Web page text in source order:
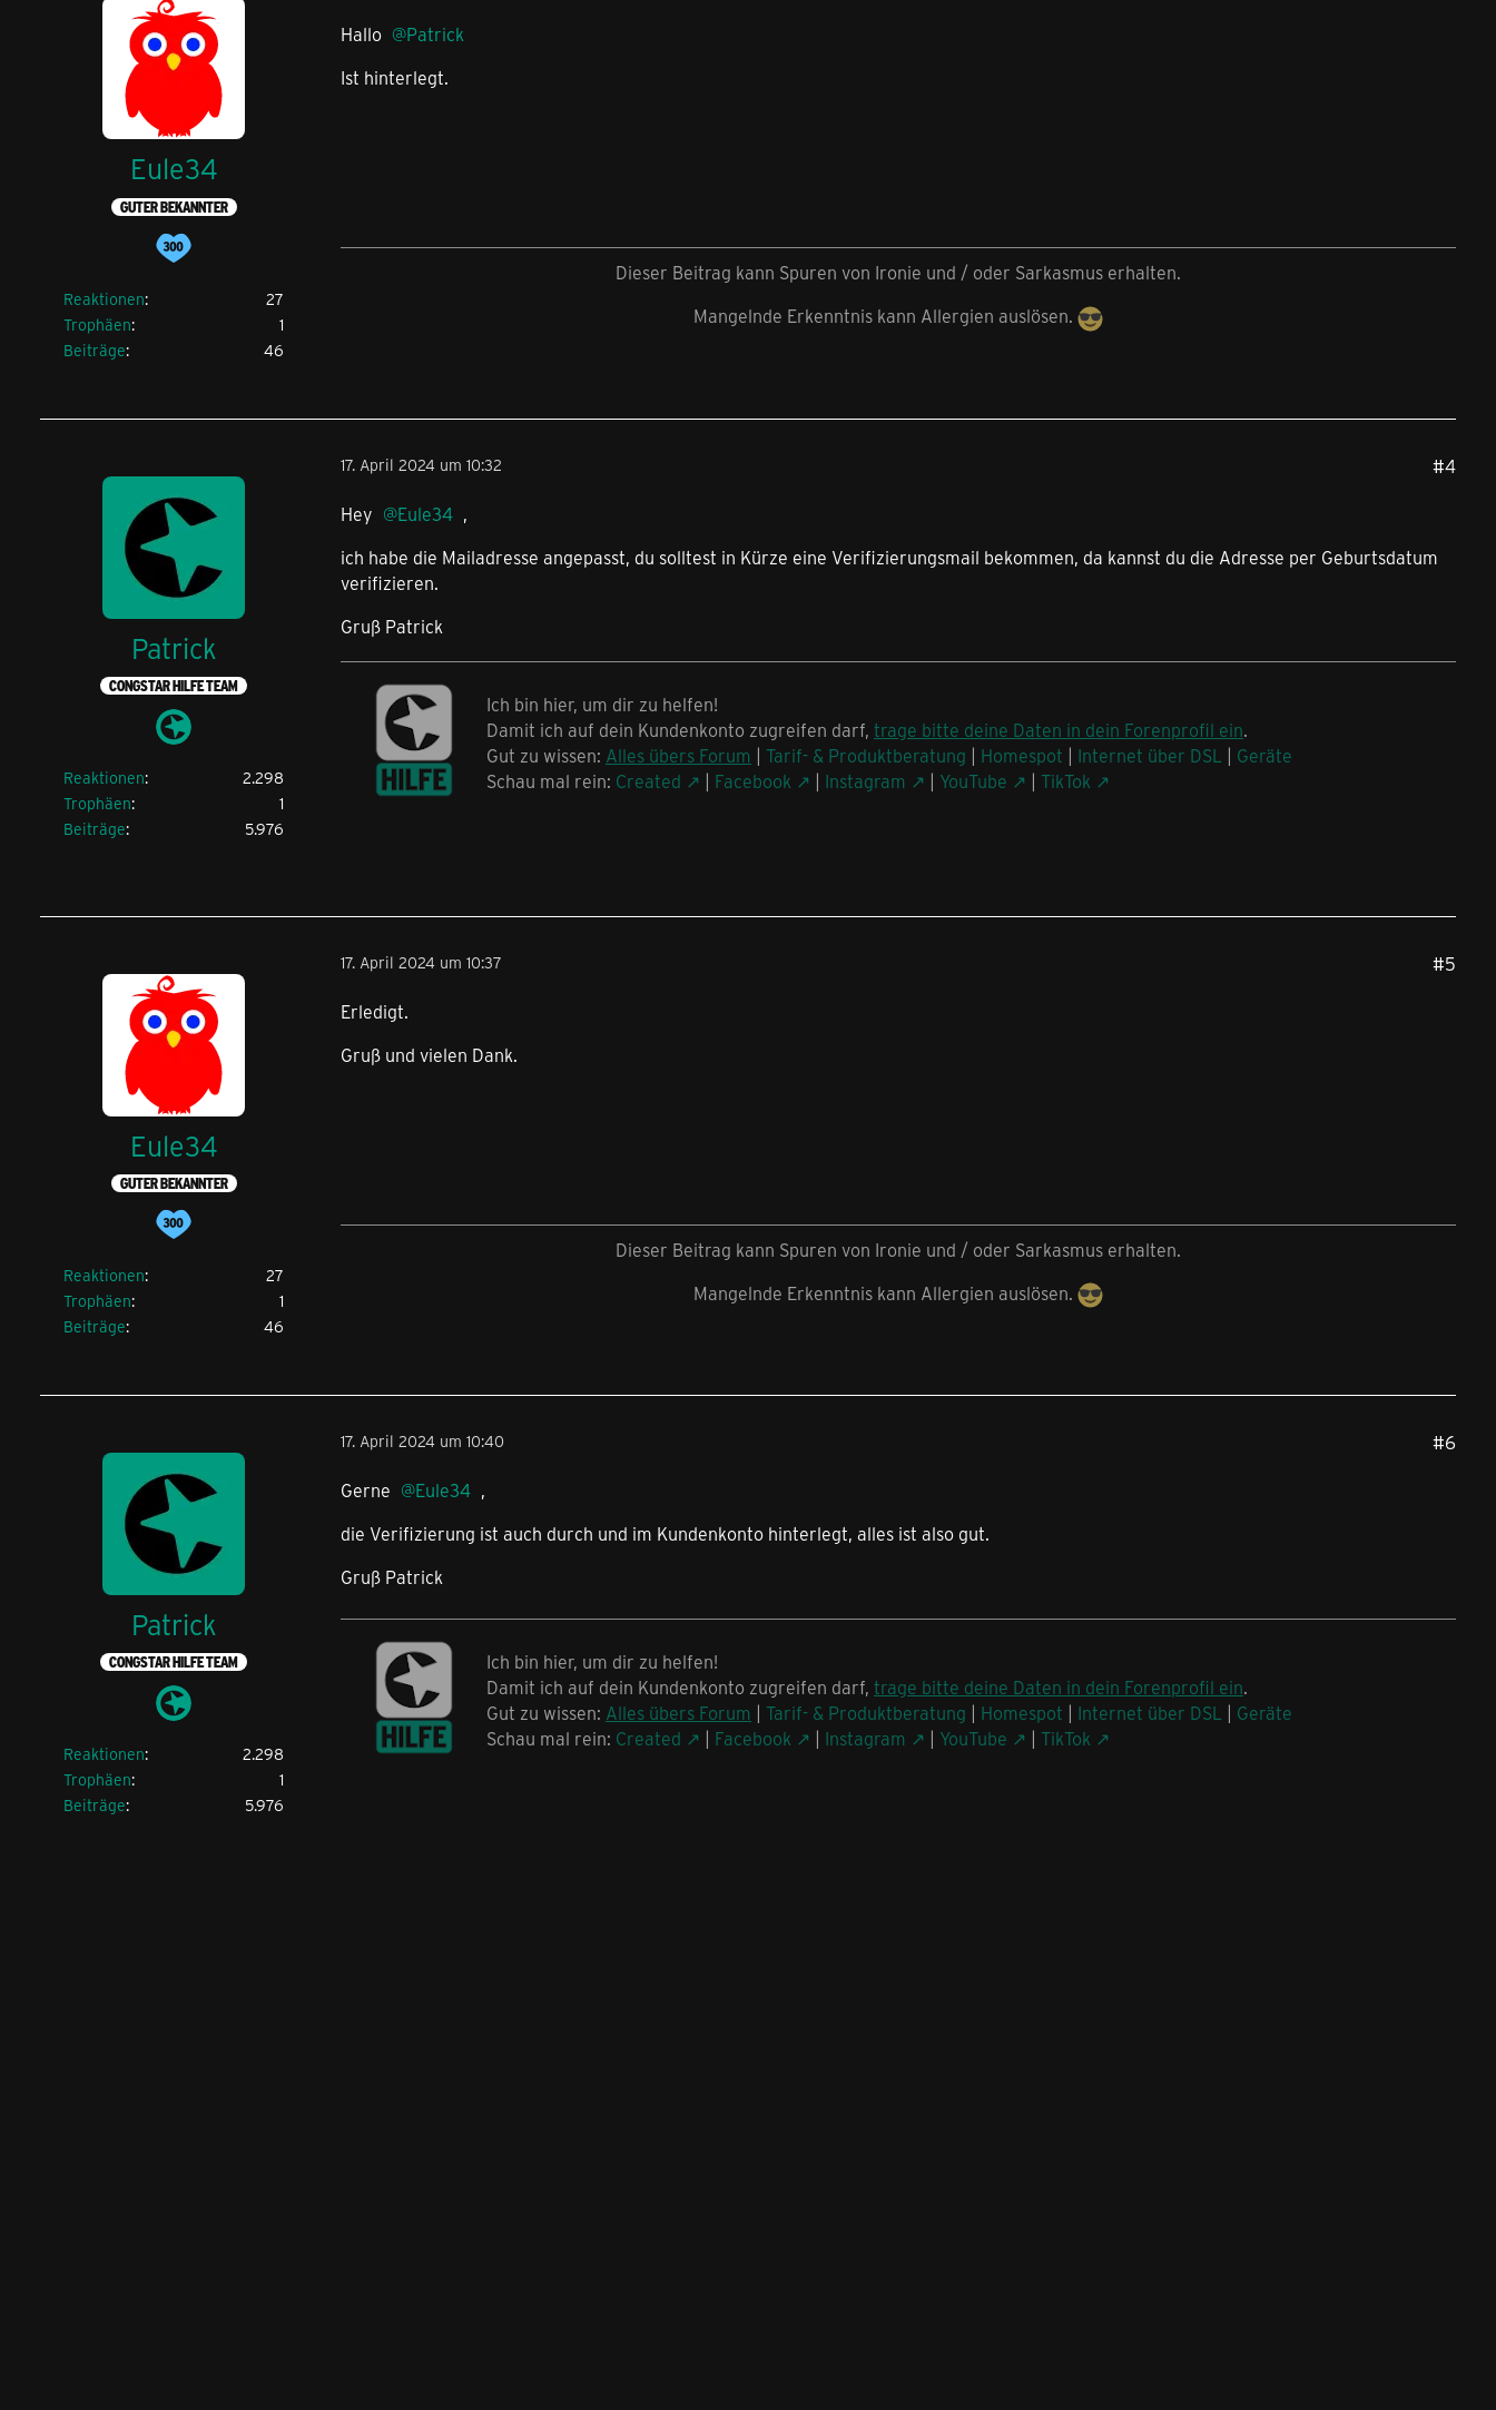
Eule34
GUTER BEKANNTER
Reaktionen
27
Trophäen
1
Beiträge
46
Hallo
Patrick
Ist hinterlegt.
Dieser Beitrag kann Spuren von Ironie und / oder Sarkasmus erhalten.
Mangelnde Erkenntnis kann Allergien auslösen.
Patrick
CONGSTAR HILFE TEAM
Reaktionen
2.298
Trophäen
1
Beiträge
5.976
17. April 2024 um 10:32 #4
Hey Eule34 ,
ich habe die Mailadresse angepasst, du solltest in Kürze eine Verifizierungsmail bekommen, da kannst du die Adresse per Geburtsdatum
verifizieren.
Gruß Patrick
Ich bin hier, um dir zu helfen!
Damit ich auf dein Kundenkonto zugreifen darf, trage bitte deine Daten in dein Forenprofil ein.
Gut zu wissen: Alles übers Forum | Tarif- & Produktberatung | Homespot | Internet über DSL | Geräte
Schau mal rein: Created | Facebook | Instagram | YouTube | TikTok
Eule34
GUTER BEKANNTER
Reaktionen
27
Trophäen
1
Beiträge
46
17. April 2024 um 10:37 #5
Erledigt.
Gruß und vielen Dank.
Dieser Beitrag kann Spuren von Ironie und / oder Sarkasmus erhalten.
Mangelnde Erkenntnis kann Allergien auslösen.
Patrick
CONGSTAR HILFE TEAM
Reaktionen
2.298
Trophäen
1
Beiträge
5.976
17. April 2024 um 10:40 #6
Gerne Eule34 ,
die Verifizierung ist auch durch und im Kundenkonto hinterlegt, alles ist also gut.
Gruß Patrick
Ich bin hier, um dir zu helfen!
Damit ich auf dein Kundenkonto zugreifen darf, trage bitte deine Daten in dein Forenprofil ein.
Gut zu wissen: Alles übers Forum | Tarif- & Produktberatung | Homespot | Internet über DSL | Geräte
Schau mal rein: Created | Facebook | Instagram | YouTube | TikTok